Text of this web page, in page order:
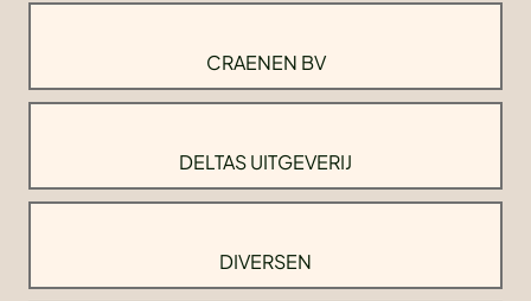
CRAENEN BV
DELTAS UITGEVERIJ
DIVERSEN